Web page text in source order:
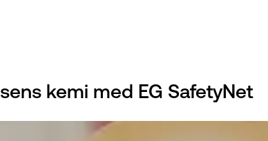
kemi med EG SafetyNet